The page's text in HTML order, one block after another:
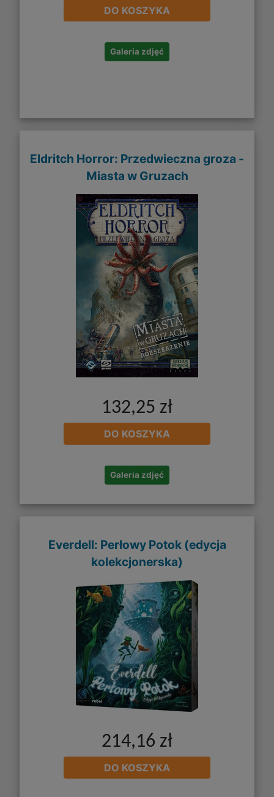
DO KOSZYKA
Galeria zdjęć
Eldritch Horror: Przedwieczna groza -
Miasta w Gruzach
132,25 zł
DO KOSZYKA
Galeria zdjęć
Everdell: Perłowy Potok (edycja
kolekcjonerska)
214,16 zł
DO KOSZYKA